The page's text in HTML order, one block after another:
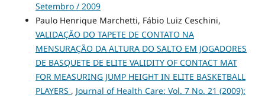
Setembro / 2009
Paulo Henrique Marchetti, Fábio Luiz Ceschini,
VALIDAÇÃO DO TAPETE DE CONTATO NA
MENSURAÇÃO DA ALTURA DO SALTO EM JOGADORES
DE BASQUETE DE ELITE VALIDITY OF CONTACT MAT
FOR MEASURING JUMP HEIGHT IN ELITE BASKETBALL
PLAYERS , Journal of Health Care: Vol. 7 No. 21 (2009):